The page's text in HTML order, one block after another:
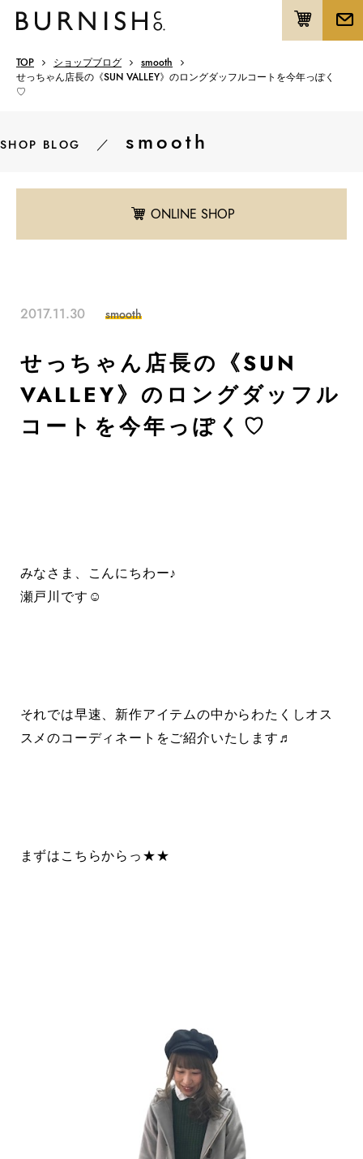
TOP ショップブログ
smooth
せっちゃん店長の《SUN VALLEY》のロングダッフルコートを今年っぽく
♡
SHOP BLOG ／ smooth
ONLINE SHOP
2017.11.30 smooth
せっちゃん店長の《SUN
VALLEY》のロングダッフル
コートを今年っぽく♡
みなさま、こんにちわー♪
瀬戸川です☺︎
それでは早速、新作アイテムの中からわたくしオス
スメのコーディネートをご紹介いたします♬
まずはこちらからっ★★